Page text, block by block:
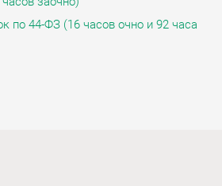
по 44-ФЗ (16 часов очно и 92 часа